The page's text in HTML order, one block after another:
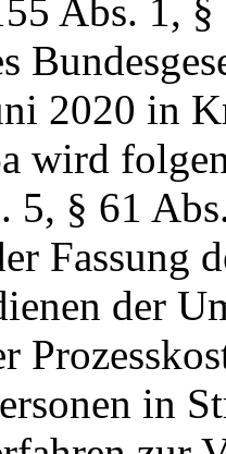
Abs. 1,
2020 in
wird
5, § 61
Fassung
der
in